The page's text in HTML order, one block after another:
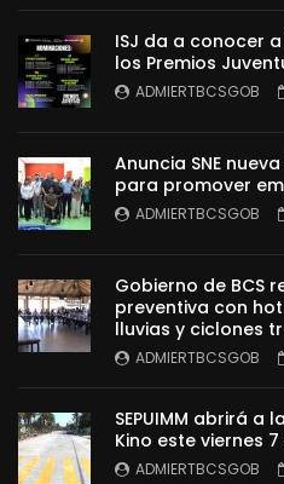
ISJ da a conocer
los Premios
ADMIERTBCSGOB
Anuncia SNE
para promover
ADMIERTBCSGOB
Gobierno de BCS
preventiva con
lluvias y ciclones
ADMIERTBCSGOB
SEPUIMM abrirá
Kino este viernes
ADMIERTBCSGOB